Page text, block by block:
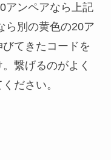
アンペアなら上記
ら別の黄色の20ア
てきたコードを
繋げるのがよく
ださい。